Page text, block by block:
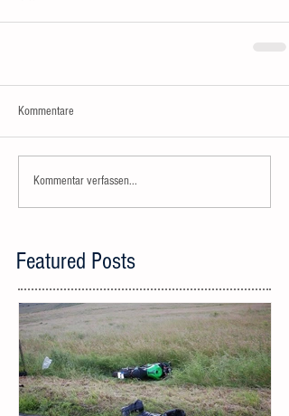
Kommentare
Kommentar verfassen...
Featured Posts